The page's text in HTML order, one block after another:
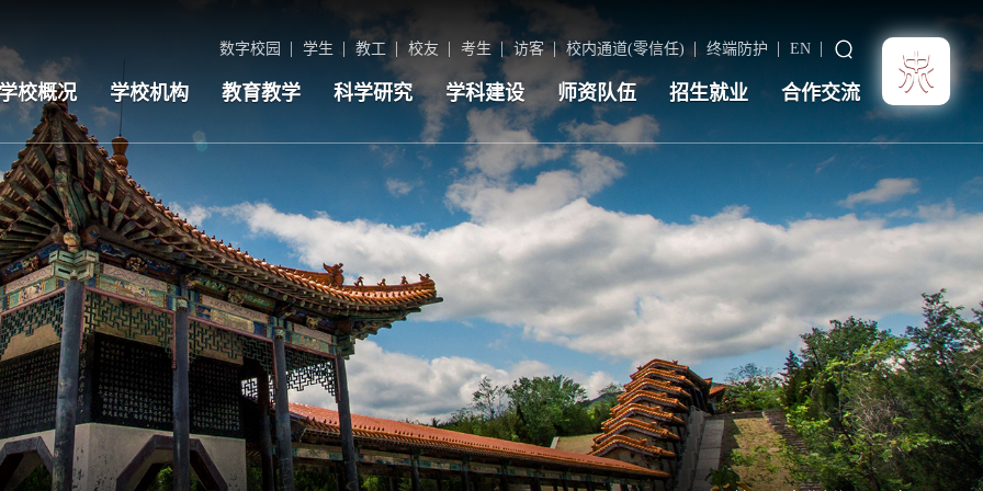
数字校园 学生 教工 校友 考生 访客 校内通道(零信任) 终端防护 EN
校概况 学校机构 教育教学 科学研究 学科建设 师资队伍 招生就业 合作交流